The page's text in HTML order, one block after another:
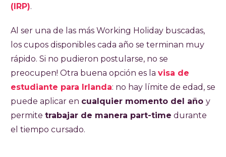
(IRP).
Al ser una de las más Working Holiday buscadas,
los cupos disponibles cada año se terminan muy
rápido. Si no pudieron postularse, no se
preocupen! Otra buena opción es la visa de
estudiante para Irlanda: no hay límite de edad, se
puede aplicar en cualquier momento del año y
permite trabajar de manera part-time durante
el tiempo cursado.